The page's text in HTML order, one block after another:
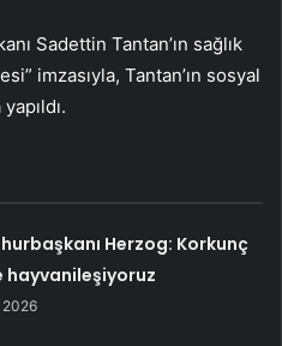
Sadettin Tantan’ın sağlık
imzasıyla, Tantan’ın sosyal
Herzog: Korkunç
hayvanileşiyoruz
2026